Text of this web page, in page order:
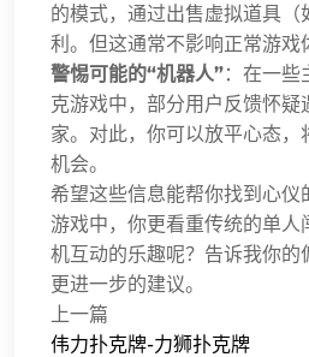
的模式，通过出售虚拟道具（
利。但这通常不影响正常游戏
警惕可能的“机器人”：在一些
克游戏中，部分用户反馈怀疑
家。对此，你可以放平心态，
机会。
希望这些信息能帮你找到心仪
游戏中，你更看重传统的单人
机互动的乐趣呢？告诉我你的
更进一步的建议。
上一篇
伟力扑克牌-力狮扑克牌